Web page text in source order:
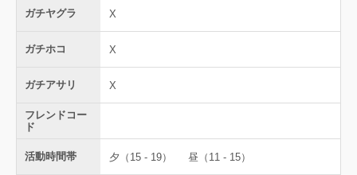
ガチヤグラ X
ガチホコ X
ガチアサリ X
フレンドコー
ド
活動時間帯 夕（15 - 19） 昼（11 - 15）